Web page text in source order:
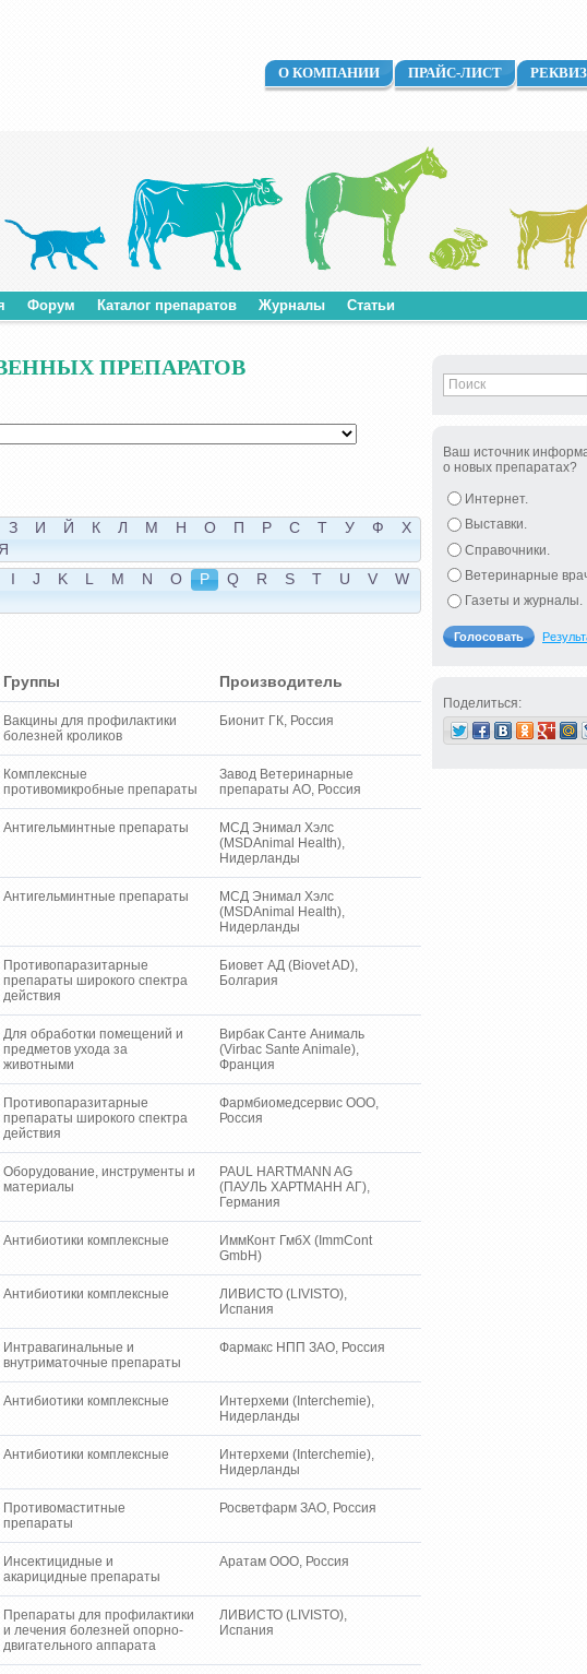
О КОМПАНИИ ПРАЙС-ЛИСТ
Форум Каталог препаратов Журналы Статьи
ПРЕПАРАТОВ
З И Й К Л М Н О П Р С Т У Ф
Х
Я
I J K L M N O P Q R S T U V
W
Группы Производитель
Вакцины для профилактики
болезней кроликов
Бионит ГК, Россия
Комплексные
противомикробные препараты
Завод Ветеринарные
препараты АО, Россия
Антигельминтные препараты
МСД Энимал Хэлс
(MSDAnimal Health),
Нидерланды
Антигельминтные препараты
МСД Энимал Хэлс
(MSDAnimal Health),
Нидерланды
Противопаразитарные
препараты широкого спектра
действия
Биовет АД (Biovet AD),
Болгария
Для обработки помещений и
предметов ухода за
животными
Вирбак Санте Анималь
(Virbac Sante Animale),
Франция
Противопаразитарные
препараты широкого спектра
действия
Фармбиомедсервис ООО,
Россия
Оборудование, инструменты и
материалы
PAUL HARTMANN AG
(ПАУЛЬ ХАРТМАНН АГ),
Германия
Антибиотики комплексные
ИммКонт ГмбХ (ImmCont
GmbH)
Антибиотики комплексные
ЛИВИСТО (LIVISTO),
Испания
Интравагинальные и
внутриматочные препараты
Фармакс НПП ЗАО, Россия
Антибиотики комплексные
Интерхеми (Interchemie),
Нидерланды
Антибиотики комплексные
Интерхеми (Interchemie),
Нидерланды
Противомаститные
препараты
Росветфарм ЗАО, Россия
Инсектицидные и
акарицидные препараты
Аратам ООО, Россия
Препараты для профилактики
и лечения болезней опорно-
двигательного аппарата
ЛИВИСТО (LIVISTO),
Испания
Ваш источник
о новых препаратах?
Интернет.
Выставки.
Справочники.
Ветеринарные
Газеты и журналы.
Поделиться: